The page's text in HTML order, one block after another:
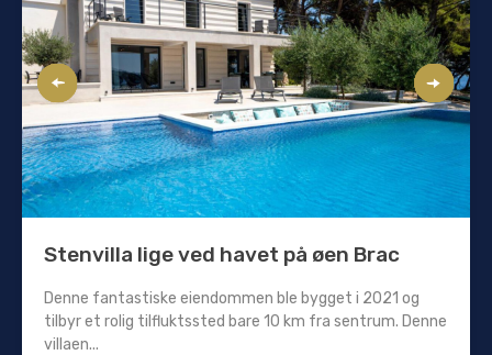
Stenvilla lige ved havet på øen Brac
Denne fantastiske eiendommen ble bygget i 2021 og
tilbyr et rolig tilfluktssted bare 10 km fra sentrum. Denne
villaen...